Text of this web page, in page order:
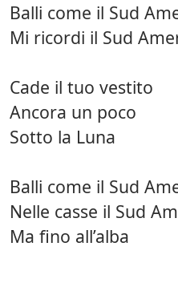
Balli come il Sud
Mi ricordi il Sud
Cade il tuo vestito
Ancora un poco
Sotto la Luna
Balli come il Sud
Nelle casse il Sud
Ma fino all’alba